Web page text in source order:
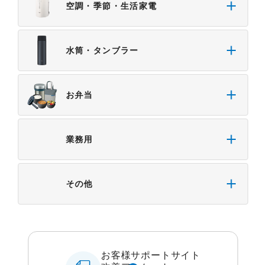
空調・季節・生活家電
水筒・タンブラー
お弁当
業務用
その他
お客様サポートサイト